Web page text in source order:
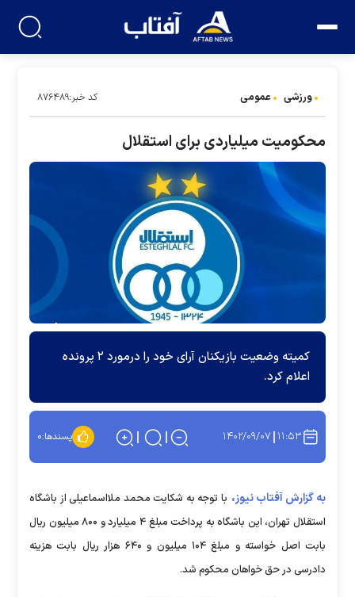
ورزشی عمومی کد خبر:۸۷۶۴۸۹
محکومیت میلیاردی برای استقلال
کمیته وضعیت بازیکنان آرای خود را درمورد ۲ پرونده
اعلام کرد.
۱۱:۵۳ ۱۴۰۲/۰۹/۰۷ پسندها:۰
به گزارش آفتاب نیوز، با توجه به شکایت محمد ملااسماعیلی از باشگاه
استقلال تهران، این باشگاه به پرداخت مبلغ ۴ میلیارد و ۸۰۰ میلیون ریال
بابت اصل خواسته و مبلغ ۱۰۴ میلیون و ۶۴۰ هزار ریال بابت هزینه
دادرسی در حق خواهان محکوم شد.